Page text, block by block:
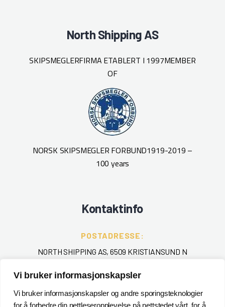
Vi bruker informasjonskapsler
Vi bruker informasjonskapsler og andre sporingsteknologier
for å forbedre din nettleseropplevelse på nettstedet vårt, for å
North Shipping AS
SKIPSMEGLERFIRMA ETABLERT I 1997MEMBER
OF
NORSK SKIPSMEGLER FORBUND1919-2019 –
100 years
Kontaktinfo
POSTADRESSE:
NORTH SHIPPING AS, 6509 KRISTIANSUND N
TELEFON:
+ 47 715 40 000